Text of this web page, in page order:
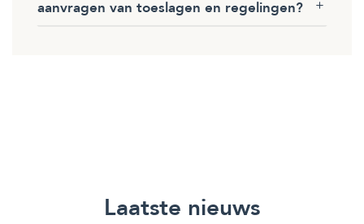
aanvragen van toeslagen en regelingen?
Laatste nieuws